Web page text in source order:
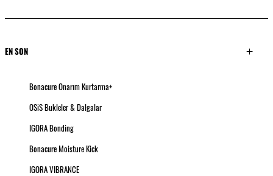
EN SON
Bonacure Onarım Kurtarma+
OSiS Bukleler & Dalgalar
IGORA Bonding
Bonacure Moisture Kick
IGORA VIBRANCE